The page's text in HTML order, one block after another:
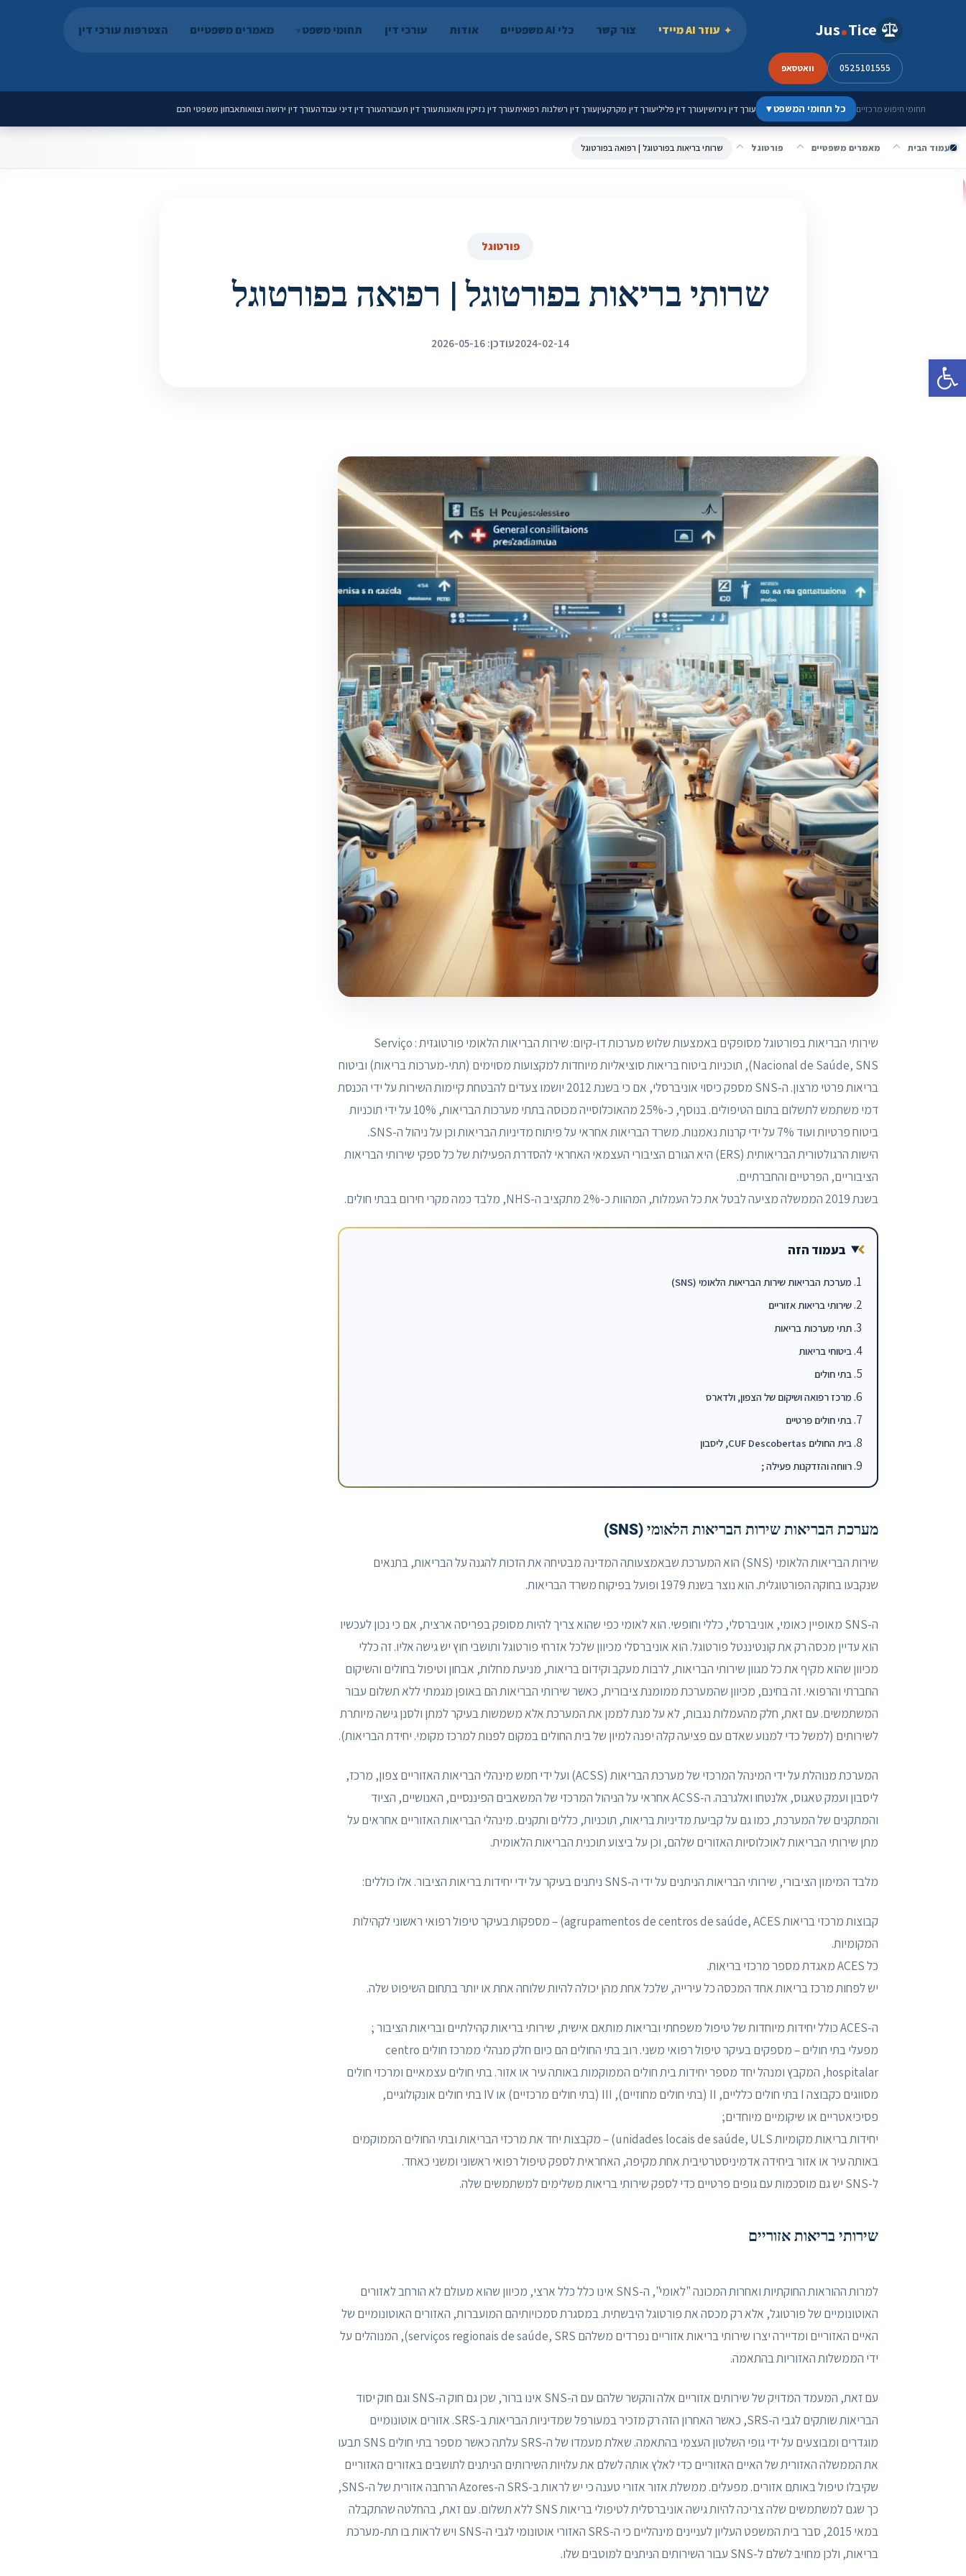
פתח סרגל נגישות
Jus Tice עוזר AI מיידי צור קשר כלי AI משפטיים אודות עורכי דין תחומי משפט מאמרים משפטיים הצטרפות עורכי דין
0525101555 וואטסאפ
תחומי חיפוש מרכזיים כל תחומי המשפט▾ עורך דין גירושיןעורך דין פליליעורך דין מקרקעיןעורך דין רשלנות רפואיתעורך דין נזיקין ותאונותעורך דין תעבורהעורך דין דיני עבודהעורך דין ירושה וצוואותאבחון משפטי חכם
עמוד הבית מאמרים משפטיים פורטוגל שרותי בריאות בפורטוגל | רפואה בפורטוגל
פורטוגל
שרותי בריאות בפורטוגל | רפואה בפורטוגל
2024-02-14עודכן: 2026-05-16
שירותי הבריאות בפורטוגל מסופקים באמצעות שלוש מערכות דו-קיום: שירות הבריאות הלאומי פורטוגזית : Serviço
Nacional de Saúde, SNS), תוכניות ביטוח בריאות סוציאליות מיוחדות למקצועות מסוימים (תתי-מערכות בריאות) וביטוח
בריאות פרטי מרצון. ה-SNS מספק כיסוי אוניברסלי, אם כי בשנת 2012 יושמו צעדים להבטחת קיימות השירות על ידי הכנסת
דמי משתמש לתשלום בתום הטיפולים. בנוסף, כ-25% מהאוכלוסייה מכוסה בתתי מערכות הבריאות, 10% על ידי תוכניות
ביטוח פרטיות ועוד 7% על ידי קרנות נאמנות. משרד הבריאות אחראי על פיתוח מדיניות הבריאות וכן על ניהול ה-SNS.
הישות הרגולטורית הבריאותית (ERS) היא הגורם הציבורי העצמאי האחראי להסדרת הפעילות של כל ספקי שירותי הבריאות
הציבוריים, הפרטיים והחברתיים.
בשנת 2019 הממשלה מציעה לבטל את כל העמלות, המהוות כ-2% מתקציב ה-NHS, מלבד כמה מקרי חירום בבתי חולים.
בעמוד הזה
מערכת הבריאות שירות הבריאות הלאומי (SNS)
שירותי בריאות אזוריים
תתי מערכות בריאות
ביטוחי בריאות
בתי חולים
מרכז רפואה ושיקום של הצפון, ולדארס
בתי חולים פרטיים
בית החולים CUF Descobertas, ליסבון
רווחה והזדקנות פעילה ;
מערכת הבריאות שירות הבריאות הלאומי (SNS)
שירות הבריאות הלאומי (SNS) הוא המערכת שבאמצעותה המדינה מבטיחה את הזכות להגנה על הבריאות, בתנאים
שנקבעו בחוקה הפורטוגלית. הוא נוצר בשנת 1979 ופועל בפיקוח משרד הבריאות.
ה-SNS מאופיין כאומי, אוניברסלי, כללי וחופשי. הוא לאומי כפי שהוא צריך להיות מסופק בפריסה ארצית, אם כי נכון לעכשיו
הוא עדיין מכסה רק את קונטיננטל פורטוגל. הוא אוניברסלי מכיוון שלכל אזרחי פורטוגל ותושבי חוץ יש גישה אליו. זה כללי
מכיוון שהוא מקיף את כל מגוון שירותי הבריאות, לרבות מעקב וקידום בריאות, מניעת מחלות, אבחון וטיפול בחולים והשיקום
החברתי והרפואי. זה בחינם, מכיוון שהמערכת ממומנת ציבורית, כאשר שירותי הבריאות הם באופן מגמתי ללא תשלום עבור
המשתמשים. עם זאת, חלק מהעמלות נגבות, לא על מנת לממן את המערכת אלא משמשות בעיקר למתן ולסנן גישה מיותרת
לשירותים (למשל כדי למנוע שאדם עם פציעה קלה יפנה למיון של בית החולים במקום לפנות למרכז מקומי. יחידת הבריאות).
המערכת מנוהלת על ידי המינהל המרכזי של מערכת הבריאות (ACSS) ועל ידי חמש מינהלי הבריאות האזוריים צפון, מרכז,
ליסבון ועמק טאגוס, אלנטחו ואלגרבה. ה-ACSS אחראי על הניהול המרכזי של המשאבים הפיננסיים, האנושיים, הציוד
והמתקנים של המערכת, כמו גם על קביעת מדיניות בריאות, תוכניות, כללים ותקנים. מינהלי הבריאות האזוריים אחראים על
מתן שירותי הבריאות לאוכלוסיות האזורים שלהם, וכן על ביצוע תוכנית הבריאות הלאומית.
מלבד המימון הציבורי, שירותי הבריאות הניתנים על ידי ה-SNS ניתנים בעיקר על ידי יחידות בריאות הציבור. אלו כוללים:
קבוצות מרכזי בריאות agrupamentos de centros de saúde, ACES) – מספקות בעיקר טיפול רפואי ראשוני לקהילות
המקומיות.
כל ACES מאגדת מספר מרכזי בריאות.
יש לפחות מרכז בריאות אחד המכסה כל עירייה, שלכל אחת מהן יכולה להיות שלוחה אחת או יותר בתחום השיפוט שלה.
ה-ACES כולל יחידות מיוחדות של טיפול משפחתי ובריאות מותאם אישית, שירותי בריאות קהילתיים ובריאות הציבור ;
מפעלי בתי חולים – מספקים בעיקר טיפול רפואי משני. רוב בתי החולים הם כיום חלק מנהלי ממרכז חולים centro
hospitalar, המקבץ ומנהל יחד מספר יחידות בית חולים הממוקמות באותה עיר או אזור. בתי חולים עצמאיים ומרכזי חולים
מסווגים כקבוצה I בתי חולים כלליים, II (בתי חולים מחוזיים), III (בתי חולים מרכזיים) או IV בתי חולים אונקולוגיים,
פסיכיאטריים או שיקומיים מיוחדים;
יחידות בריאות מקומיות unidades locais de saúde, ULS) – מקבצות יחד את מרכזי הבריאות ובתי החולים הממוקמים
באותה עיר או אזור ביחידה אדמיניסטרטיבית אחת מקיפה, האחראית לספק טיפול רפואי ראשוני ומשני כאחד.
ל-SNS יש גם מוסכמות עם גופים פרטיים כדי לספק שירותי בריאות משלימים למשתמשים שלה.
שירותי בריאות אזוריים
למרות ההוראות החוקתיות ואחרות המכונה "לאומי", ה-SNS אינו כלל כלל ארצי, מכיוון שהוא מעולם לא הורחב לאזורים
האוטונומיים של פורטוגל, אלא רק מכסה את פורטוגל היבשתית. במסגרת סמכויותיהם המועברות, האזורים האוטונומיים של
האיים האזוריים ומדיירה יצרו שירותי בריאות אזוריים נפרדים משלהם serviços regionais de saúde, SRS), המנוהלים על
ידי הממשלות האזוריות בהתאמה.
עם זאת, המעמד המדויק של שירותים אזוריים אלה והקשר שלהם עם ה-SNS אינו ברור, שכן גם חוק ה-SNS וגם חוק יסוד
הבריאות שותקים לגבי ה-SRS, כאשר האחרון הזה רק מזכיר במעורפל שמדיניות הבריאות ב-SRS. אזורים אוטונומיים
מוגדרים ומבוצעים על ידי גופי השלטון העצמי בהתאמה. שאלת מעמדו של ה-SRS עלתה כאשר מספר בתי חולים SNS תבעו
את הממשלה האזורית של האיים האזוריים כדי לאלץ אותה לשלם את עלויות השירותים הניתנים לתושבים באזורים האזוריים
שקיבלו טיפול באותם אזורים. מפעלים. ממשלת אזור אזורי טענה כי יש לראות ב-SRS ה-Azores הרחבה אזורית של ה-SNS,
כך שגם למשתמשים שלה צריכה להיות גישה אוניברסלית לטיפולי בריאות SNS ללא תשלום. עם זאת, בהחלטה שהתקבלה
במאי 2015, סבר בית המשפט העליון לעניינים מינהליים כי ה-SRS האזורי אוטונומי לגבי ה-SNS ויש לראות בו תת-מערכת
בריאות, ולכן מחויב לשלם ל-SNS עבור השירותים הניתנים למוטבים שלו.